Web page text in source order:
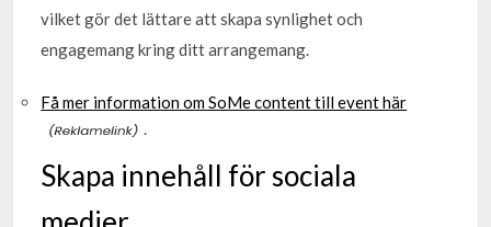
vilket gör det lättare att skapa synlighet och
engagemang kring ditt arrangemang.
Få mer information om SoMe content till event här
.
Skapa innehåll för sociala